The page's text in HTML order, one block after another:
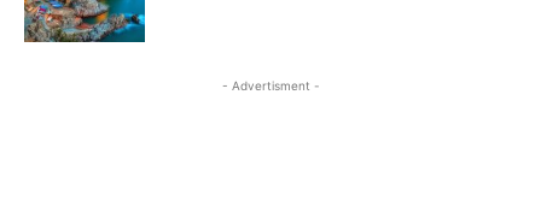
- Advertisment -